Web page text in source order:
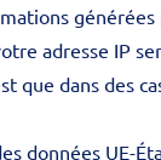
adresse IP
que dans des
UE-